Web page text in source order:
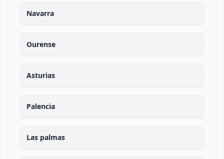
Navarra
Ourense
Asturias
Palencia
Las palmas